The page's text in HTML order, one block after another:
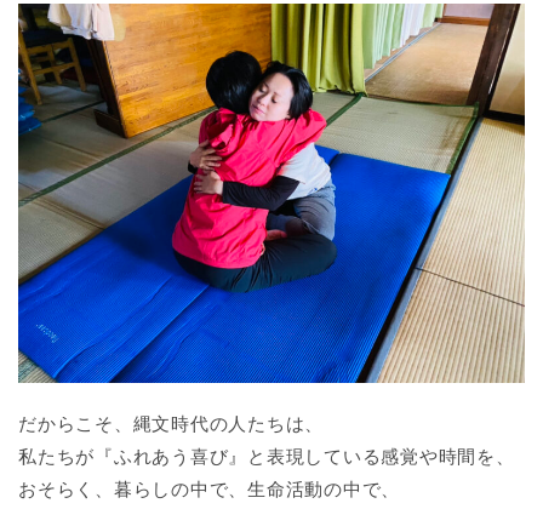
だからこそ、縄文時代の人たちは、
私たちが『ふれあう喜び』と表現している感覚や時間を、
おそらく、暮らしの中で、生命活動の中で、